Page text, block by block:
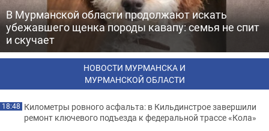
В Мурманской области продолжают искать
убежавшего щенка породы кавапу: семья не спит
и скучает
НОВОСТИ МУРМАНСКА И
МУРМАНСКОЙ ОБЛАСТИ
18:48 Километры ровного асфальта: в Кильдинстрое завершили
ремонт ключевого подъезда к федеральной трассе «Кола»